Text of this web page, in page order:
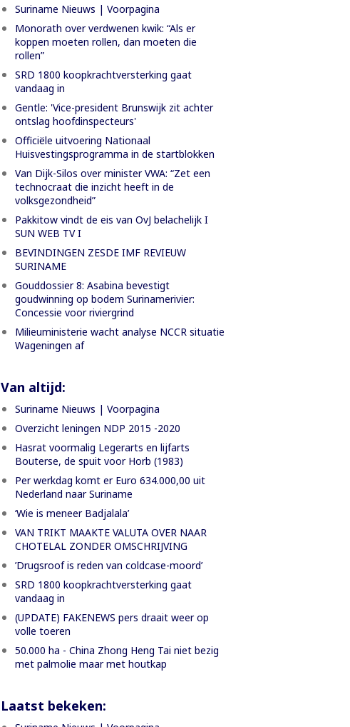
Suriname Nieuws | Voorpagina
Monorath over verdwenen kwik: “Als er
koppen moeten rollen, dan moeten die
rollen”
SRD 1800 koopkrachtversterking gaat
vandaag in
Gentle: 'Vice-president Brunswijk zit achter
ontslag hoofdinspecteurs'
Officiële uitvoering Nationaal
Huisvestingsprogramma in de startblokken
Van Dijk-Silos over minister VWA: “Zet een
technocraat die inzicht heeft in de
volksgezondheid”
Pakkitow vindt de eis van OvJ belachelijk I
SUN WEB TV I
BEVINDINGEN ZESDE IMF REVIEUW
SURINAME
Gouddossier 8: Asabina bevestigt
goudwinning op bodem Surinamerivier:
Concessie voor riviergrind
Milieuministerie wacht analyse NCCR situatie
Wageningen af
Van altijd:
Suriname Nieuws | Voorpagina
Overzicht leningen NDP 2015 -2020
Hasrat voormalig Legerarts en lijfarts
Bouterse, de spuit voor Horb (1983)
Per werkdag komt er Euro 634.000,00 uit
Nederland naar Suriname
‘Wie is meneer Badjalala’
VAN TRIKT MAAKTE VALUTA OVER NAAR
CHOTELAL ZONDER OMSCHRIJVING
’Drugsroof is reden van coldcase-moord’
SRD 1800 koopkrachtversterking gaat
vandaag in
(UPDATE) FAKENEWS pers draait weer op
volle toeren
50.000 ha - China Zhong Heng Tai niet bezig
met palmolie maar met houtkap
Laatst bekeken: